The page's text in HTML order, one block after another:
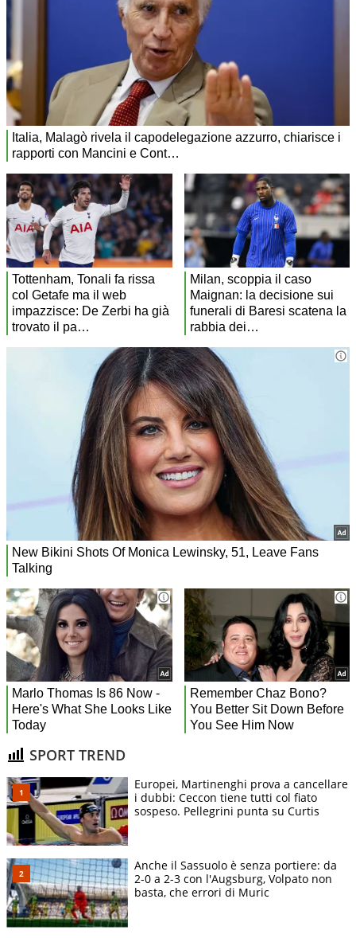
SPORT TREND
Europei, Martinenghi prova a cancellare
i dubbi: Ceccon tiene tutti col fiato
sospeso. Pellegrini punta su Curtis
Anche il Sassuolo è senza portiere: da
2-0 a 2-3 con l'Augsburg, Volpato non
basta, che errori di Muric